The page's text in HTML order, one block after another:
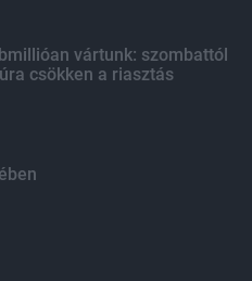
vártunk: szombattól
csökken a riasztás